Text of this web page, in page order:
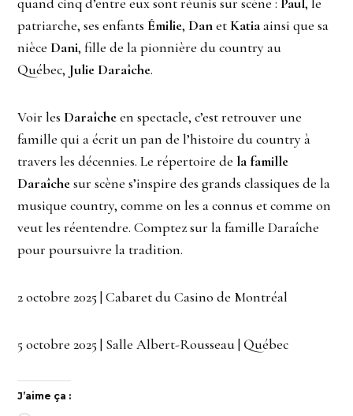
patriarche, ses enfants Émilie, Danet Katiaainsi que sa
nièce Dani, fille de la pionnière du country au
Québec, Julie Daraîche.
Voir les Daraîcheen spectacle, c’est retrouver une
famille qui a écrit un pan de l’histoire du country à
travers les décennies. Le répertoire de la famille
Daraîchesur scène s’inspire des grands classiques de la
musique country, comme on les a connus et comme on
veut les réentendre. Comptez sur la famille Daraîche
pour poursuivre la tradition.
2 octobre 2025 | Cabaret du Casino de Montréal
5 octobre 2025 | Salle Albert-Rousseau | Québec
J’aime ça :